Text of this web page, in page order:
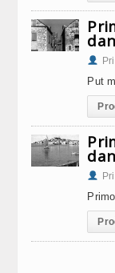
Put